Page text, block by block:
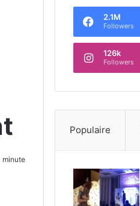
minute
2.1M
Followers
126k
Followers
Populaire